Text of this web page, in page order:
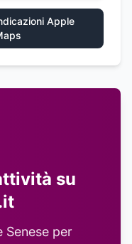
Apple
su
Senese per